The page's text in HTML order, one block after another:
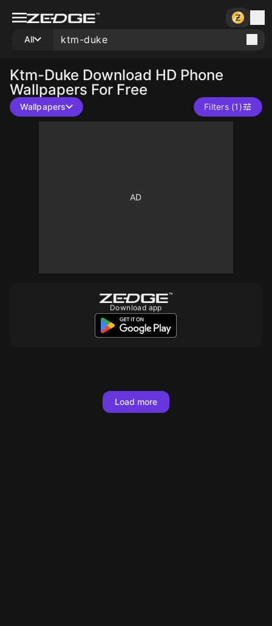
All
Ktm-Duke Download HD Phone
Wallpapers For Free
Wallpapers Filters (1)
Download app
Load more